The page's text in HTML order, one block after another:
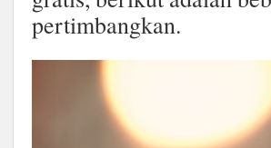
pertimbangkan.